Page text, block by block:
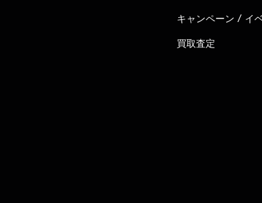
キャンペーン / イ
買取査定